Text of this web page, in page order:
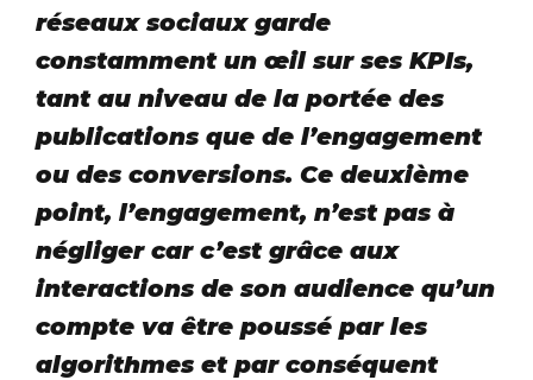
réseaux sociaux garde
constamment un œil sur ses KPIs,
tant au niveau de la portée des
publications que de l’engagement
ou des conversions. Ce deuxième
point, l’engagement, n’est pas à
négliger car c’est grâce aux
interactions de son audience qu’un
compte va être poussé par les
algorithmes et par conséquent